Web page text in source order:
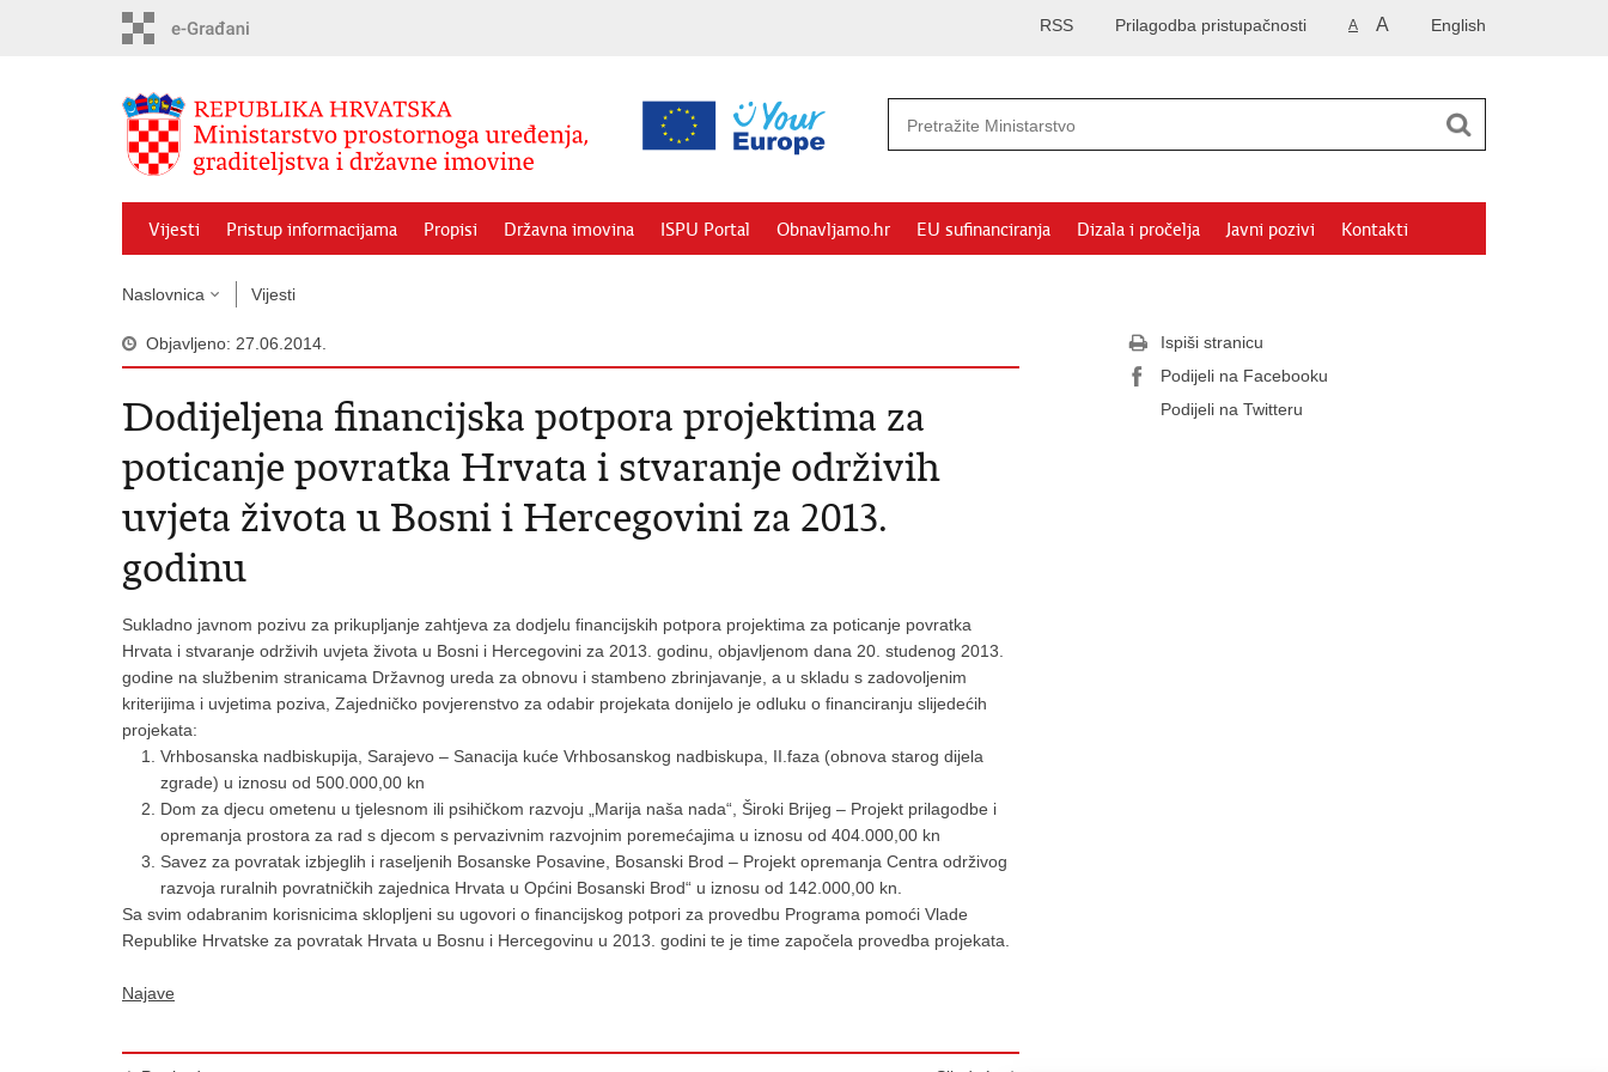
English
A A
Prilagodba pristupačnosti
RSS
Vijesti Pristup informacijama Propisi Državna imovina ISPU Portal Obnavljamo.hr EU sufinanciranja Dizala i pročelja Javni pozivi Kontakti
Naslovnica Vijesti
Objavljeno: 27.06.2014.
Dodijeljena financijska potpora projektima za
poticanje povratka Hrvata i stvaranje održivih
uvjeta života u Bosni i Hercegovini za 2013.
godinu
Sukladno javnom pozivu za prikupljanje zahtjeva za dodjelu financijskih potpora projektima za poticanje povratka
Hrvata i stvaranje održivih uvjeta života u Bosni i Hercegovini za 2013. godinu, objavljenom dana 20. studenog 2013.
godine na službenim stranicama Državnog ureda za obnovu i stambeno zbrinjavanje, a u skladu s zadovoljenim
kriterijima i uvjetima poziva, Zajedničko povjerenstvo za odabir projekata donijelo je odluku o financiranju slijedećih
projekata:
Vrhbosanska nadbiskupija, Sarajevo – Sanacija kuće Vrhbosanskog nadbiskupa, II.faza (obnova starog dijela
zgrade) u iznosu od 500.000,00 kn
Dom za djecu ometenu u tjelesnom ili psihičkom razvoju „Marija naša nada“, Široki Brijeg – Projekt prilagodbe i
opremanja prostora za rad s djecom s pervazivnim razvojnim poremećajima u iznosu od 404.000,00 kn
Savez za povratak izbjeglih i raseljenih Bosanske Posavine, Bosanski Brod – Projekt opremanja Centra održivog
razvoja ruralnih povratničkih zajednica Hrvata u Općini Bosanski Brod“ u iznosu od 142.000,00 kn.
Sa svim odabranim korisnicima sklopljeni su ugovori o financijskog potpori za provedbu Programa pomoći Vlade
Republike Hrvatske za povratak Hrvata u Bosnu i Hercegovinu u 2013. godini te je time započela provedba projekata.
Najave
Ispiši stranicu
Podijeli na Facebooku
Podijeli na Twitteru